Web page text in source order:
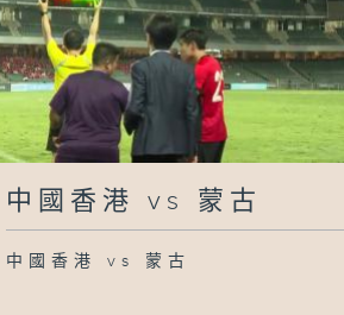
中國香港 vs 蒙古
中國香港 vs 蒙古